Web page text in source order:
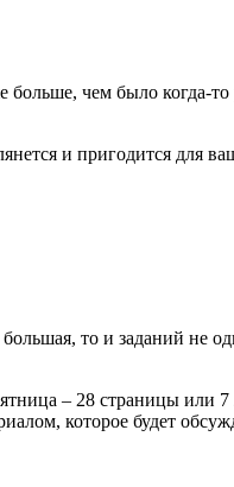
чем было когда-
и пригодится для
то и заданий не
– 28 страницы или
которое будет